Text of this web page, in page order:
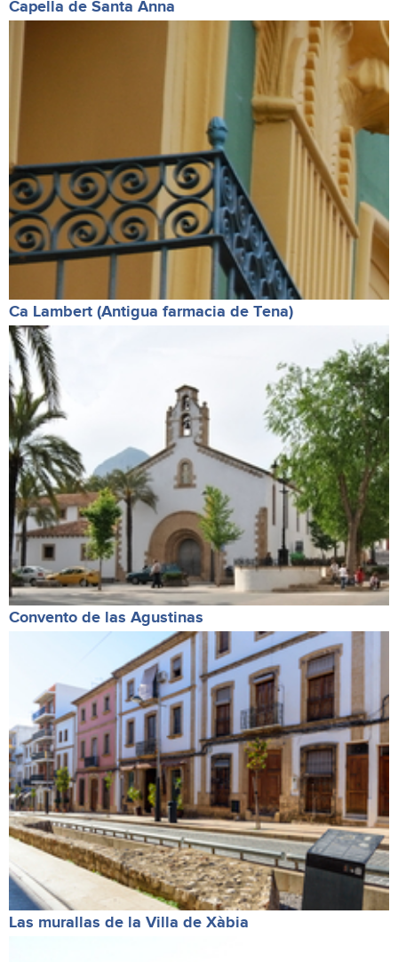
Capella de Santa Anna
Ca Lambert (Antigua farmacia de Tena)
Convento de las Agustinas
Las murallas de la Villa de Xàbia